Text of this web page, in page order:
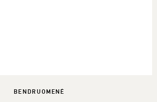
BENDRUOMENĖ